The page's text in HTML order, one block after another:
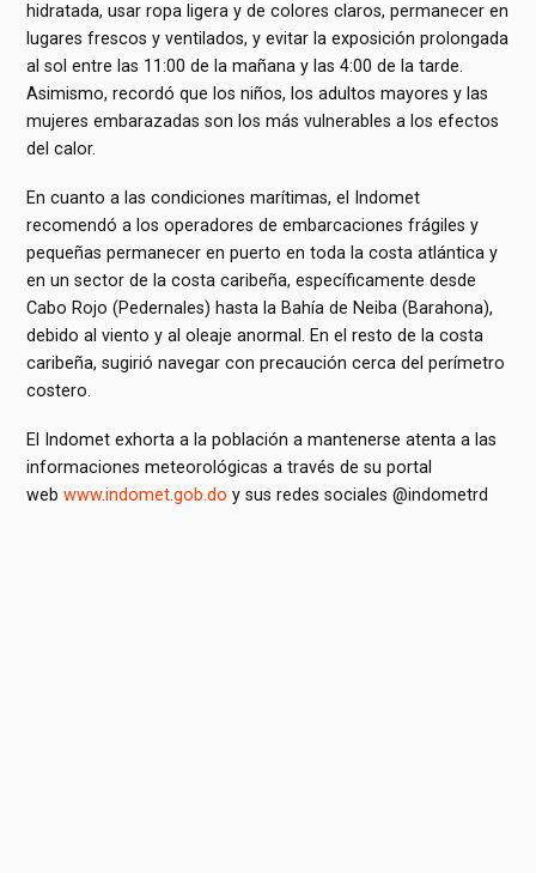
hidratada, usar ropa ligera y de colores claros, permanecer en
lugares frescos y ventilados, y evitar la exposición prolongada
al sol entre las 11:00 de la mañana y las 4:00 de la tarde.
Asimismo, recordó que los niños, los adultos mayores y las
mujeres embarazadas son los más vulnerables a los efectos
del calor.
En cuanto a las condiciones marítimas, el Indomet
recomendó a los operadores de embarcaciones frágiles y
pequeñas permanecer en puerto en toda la costa atlántica y
en un sector de la costa caribeña, específicamente desde
Cabo Rojo (Pedernales) hasta la Bahía de Neiba (Barahona),
debido al viento y al oleaje anormal. En el resto de la costa
caribeña, sugirió navegar con precaución cerca del perímetro
costero.
El Indomet exhorta a la población a mantenerse atenta a las
informaciones meteorológicas a través de su portal
webwww.indomet.gob.do ⁠ y sus redes sociales @indometrd